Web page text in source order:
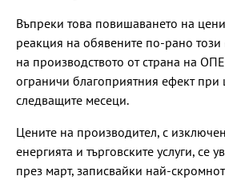
Въпреки това повишаването на
реакция на обявените по-рано
на производството от страна на
ограничи благоприятния ефект при
следващите месеци.
Цените на производител, с
енергията и търговските услуги, се
през март, записвайки най-